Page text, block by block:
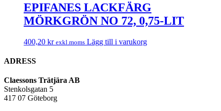
EPIFANES LACKFÄRG
MÖRKGRÖN NO 72, 0,75-LIT
400,20 kr exkl.moms Lägg till i varukorg
ADRESS
Claessons Trätjära AB
Stenkolsgatan 5
417 07 Göteborg